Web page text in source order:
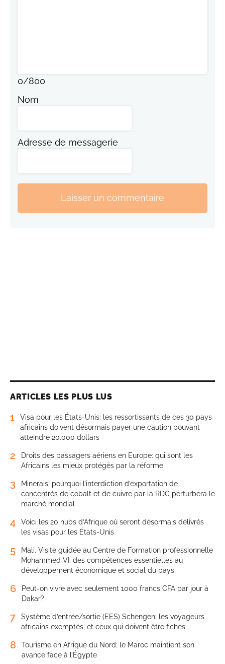
0/800
Nom
Adresse de messagerie
Laisser un commentaire
ARTICLES LES PLUS LUS
1
Visa pour les États-Unis: les ressortissants de ces 30 pays
africains doivent désormais payer une caution pouvant
atteindre 20.000 dollars
2
Droits des passagers aériens en Europe: qui sont les
Africains les mieux protégés par la réforme
3
Minerais: pourquoi l’interdiction d’exportation de
concentrés de cobalt et de cuivre par la RDC perturbera le
marché mondial
4
Voici les 20 hubs d’Afrique où seront désormais délivrés
les visas pour les États-Unis
5
Mali. Visite guidée au Centre de Formation professionnelle
Mohammed VI: des compétences essentielles au
développement économique et social du pays
6
Peut-on vivre avec seulement 1000 francs CFA par jour à
Dakar?
7
Système d’entrée/sortie (EES) Schengen: les voyageurs
africains exemptés, et ceux qui doivent être fichés
8
Tourisme en Afrique du Nord: le Maroc maintient son
avance face à l’Égypte